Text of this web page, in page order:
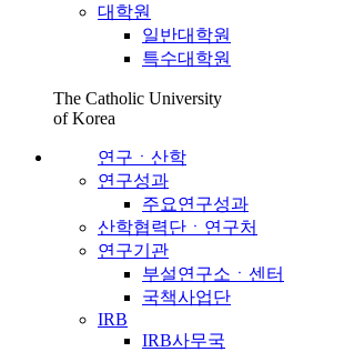
대학원
일반대학원
특수대학원
The Catholic University
of Korea
연구ㆍ산학
연구성과
주요연구성과
산학협력단ㆍ연구처
연구기관
부설연구소ㆍ센터
국책사업단
IRB
IRB사무국